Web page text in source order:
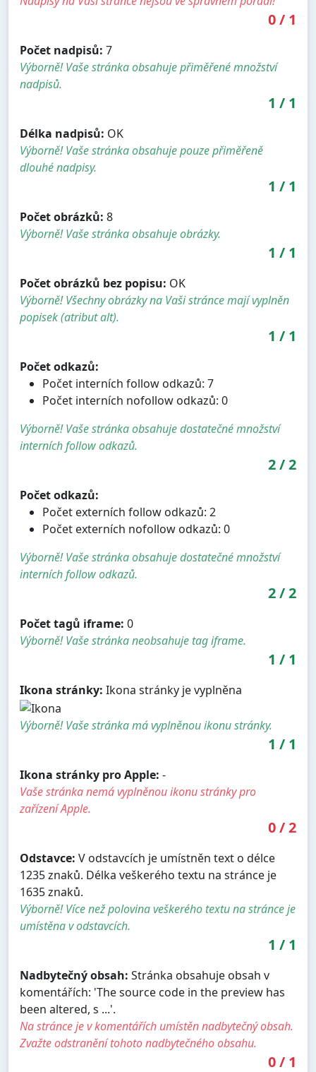
0/ 1
Počet nadpisů: 7
Výborně! Vaše stránka obsahuje přiměřené množství
nadpisů.
1 / 1
Délka nadpisů: OK
Výborně! Vaše stránka obsahuje pouze přiměřeně
dlouhé nadpisy.
1 / 1
Počet obrázků: 8
Výborně! Vaše stránka obsahuje obrázky.
1 / 1
Počet obrázků bez popisu: OK
Výborně! Všechny obrázky na Vaši stránce mají vyplněn
popisek (atribut alt).
1 / 1
Počet odkazů:
Počet interních follow odkazů: 7
Počet interních nofollow odkazů: 0
Výborně! Vaše stránka obsahuje dostatečné množství
interních follow odkazů.
2/2
Počet odkazů:
Počet externích follow odkazů: 2
Počet externích nofollow odkazů: 0
Výborně! Vaše stránka obsahuje dostatečné množství
interních follow odkazů.
2/2
Počet tagů iframe: 0
Výborně! Vaše stránka neobsahuje tag iframe.
1 / 1
Ikona stránky: Ikona stránky je vyplněna
Výborně! Vaše stránka má vyplněnou ikonu stránky.
1 / 1
Ikona stránky pro Apple: -
Vaše stránka nemá vyplněnou ikonu stránky pro
zařízení Apple.
0/2
Odstavce: V odstavcích je umístněn text o délce
1235 znaků. Délka veškerého textu na stránce je
1635 znaků.
Výborně! Více než polovina veškerého textu na stránce je
umístěna v odstavcích.
1 / 1
Nadbytečný obsah: Stránka obsahuje obsah v
komentářích: 'The source code in the preview has
been altered, s ...'.
Na stránce je v komentářích umístěn nadbytečný obsah.
Zvažte odstranění tohoto nadbytečného obsahu.
0/ 1